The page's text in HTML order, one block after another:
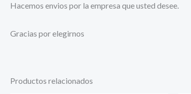
Hacemos envios por la empresa que usted desee.
Gracias por elegirnos
Productos relacionados